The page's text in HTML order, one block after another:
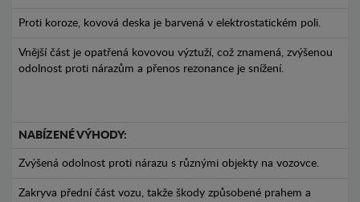
Proti koroze, kovová deska je barvená v elektrostatickém poli.
Vnější část je opatřená kovovou výztuží, což znamená, zvýšenou
odolnost proti nárazům a přenos rezonance je snížení.
NABÍZENÉ VÝHODY:
Zvýšená odolnost proti nárazu s různými objekty na vozovce.
Zakryva přední část vozu, takže škody způsobené prahem a